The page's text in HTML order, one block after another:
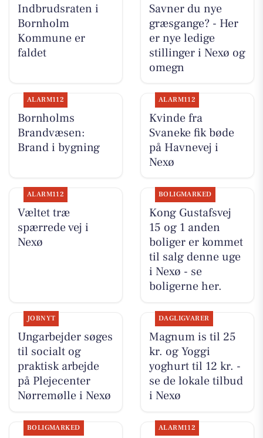
Indbrudsraten i
Bornholm
Kommune er
faldet
Savner du nye
græsgange? - Her
er nye ledige
stillinger i Nexø og
omegn
ALARM112
Bornholms
Brandvæsen:
Brand i bygning
ALARM112
Kvinde fra
Svaneke fik bøde
på Havnevej i
Nexø
ALARM112
Væltet træ
spærrede vej i
Nexø
BOLIGMARKED
Kong Gustafsvej
15 og 1 anden
boliger er kommet
til salg denne uge
i Nexø - se
boligerne her.
JOBNYT
Ungarbejder søges
til socialt og
praktisk arbejde
på Plejecenter
Nørremølle i Nexø
DAGLIGVARER
Magnum is til 25
kr. og Yoggi
yoghurt til 12 kr. -
se de lokale tilbud
i Nexø
BOLIGMARKED ALARM112